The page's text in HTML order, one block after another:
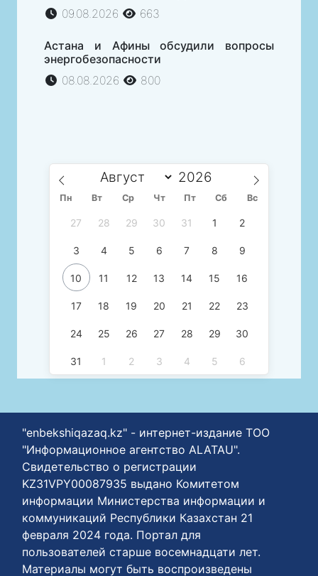
09.08.2026
663
Астана и Афины обсудили вопросы
энергобезопасности
08.08.2026
800
Пн Вт Ср Чт Пт Сб Вс
27 28 29 30 31 1 2
3 4 5 6 7 8 9
10 11 12 13 14 15 16
17 18 19 20 21 22 23
24 25 26 27 28 29 30
31 1 2 3 4 5 6
"enbekshiqazaq.kz" - интернет-издание ТОО
"Информационное агентство ALATAU".
Свидетельство о регистрации
KZ31VPY00087935 выдано Комитетом
информации Министерства информации и
коммуникаций Республики Казахстан 21
февраля 2024 года. Портал для
пользователей старше восемнадцати лет.
Материалы могут быть воспроизведены